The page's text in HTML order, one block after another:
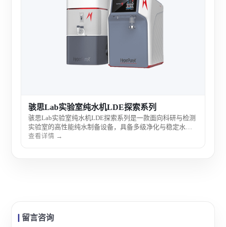
骇思Lab实验室纯水机LDE探索系列
骇思Lab实验室纯水机LDE探索系列是一款面向科研与检测
实验室的高性能纯水制备设备，具备多级净化与稳定水质
输出能力，适用于分析实验、样品制备及实验室日常用水
查看详情 →
留言咨询